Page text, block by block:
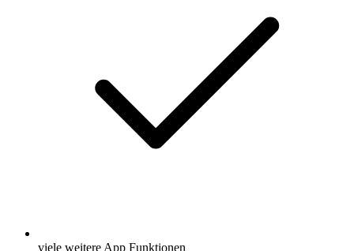
viele weitere App Funktionen